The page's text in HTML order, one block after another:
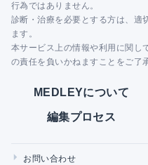
行為ではありません。
診断・治療を必要とする方は、適
ます。
本サービス上の情報や利用に関し
の責任を負いかねますことをご了
MEDLEYについて
編集プロセス
お問い合わせ